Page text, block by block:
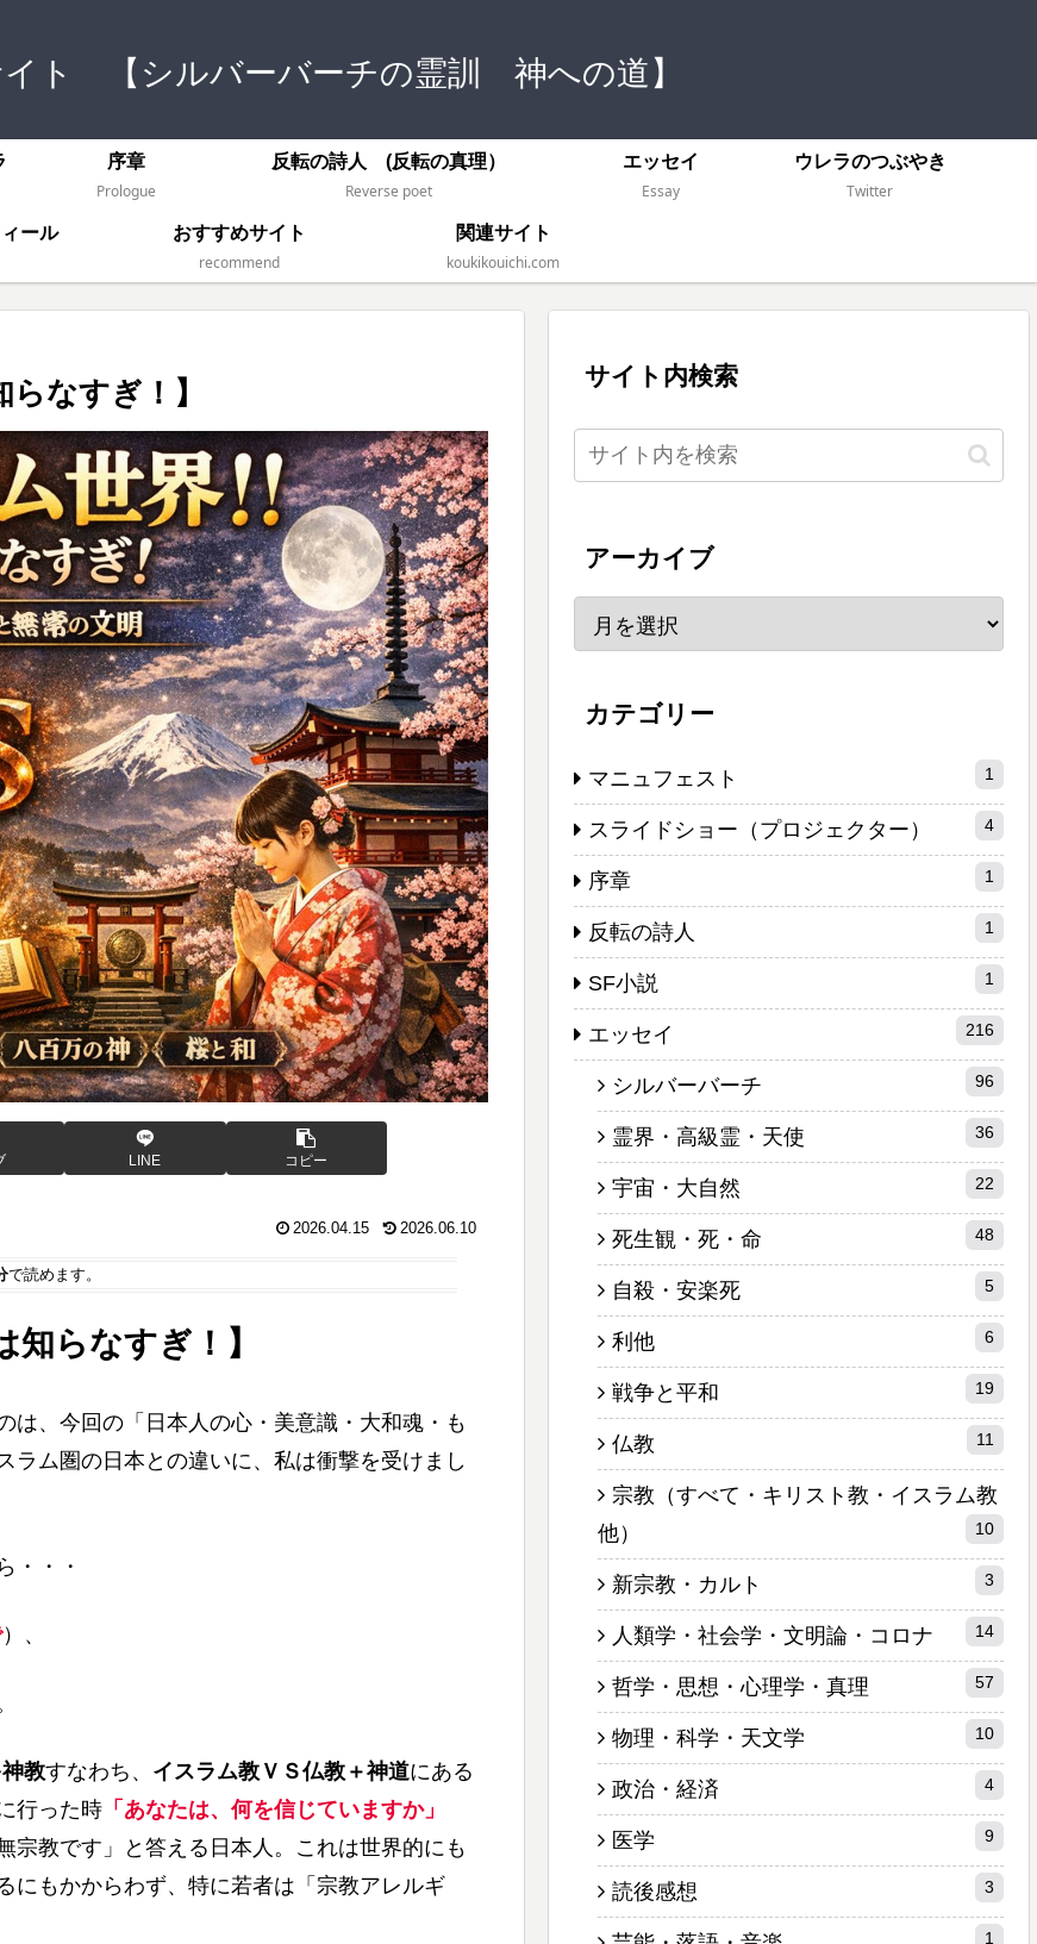
イト 【シルバーバーチの霊訓 神への道】
序章
Prologue
反転の詩人 (反転の真理）
Reverse poet
エッセイ
Essay
ウレラのつぶやき
Twitter
ール
おすすめサイト
recommend
関連サイト
koukikouichi.com
なすぎ！】
LINE コピー
2026.04.15 2026.06.10
で読めます。
知らなすぎ！】
、今回の「日本人の心・美意識・大和魂・も
ム圏の日本との違いに、私は衝撃を受けまし
・・・
）、
教すなわち、 イスラム教ＶＳ仏教＋神道にある
行った時「あなたは、何を信じていますか」
宗教です」と答える日本人。これは世界的にも
にもかからわず、特に若者は「宗教アレルギ
サイト内検索
アーカイブ
カテゴリー
マニュフェスト 1
スライドショー（プロジェクター） 4
序章 1
反転の詩人 1
SF小説 1
エッセイ 216
シルバーバーチ 96
霊界・高級霊・天使 36
宇宙・大自然 22
死生観・死・命 48
自殺・安楽死 5
利他 6
戦争と平和 19
仏教 11
宗教（すべて・キリスト教・イスラム教
他）
10
新宗教・カルト 3
人類学・社会学・文明論・コロナ 14
哲学・思想・心理学・真理 57
物理・科学・天文学 10
政治・経済 4
医学 9
読後感想 3
1